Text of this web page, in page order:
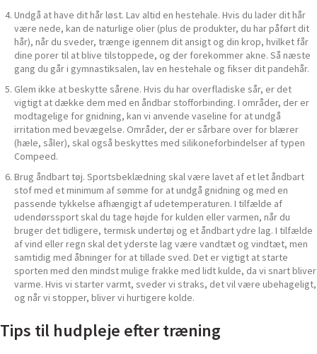
Undgå at have dit hår løst. Lav altid en hestehale. Hvis du lader dit hår
være nede, kan de naturlige olier (plus de produkter, du har påført dit
hår), når du sveder, trænge igennem dit ansigt og din krop, hvilket får
dine porer til at blive tilstoppede, og der forekommer akne. Så næste
gang du går i gymnastiksalen, lav en hestehale og fikser dit pandehår.
Glem ikke at beskytte sårene. Hvis du har overfladiske sår, er det
vigtigt at dække dem med en åndbar stofforbinding. I områder, der er
modtagelige for gnidning, kan vi anvende vaseline for at undgå
irritation med bevægelse. Områder, der er sårbare over for blærer
(hæle, såler), skal også beskyttes med silikoneforbindelser af typen
Compeed.
Brug åndbart tøj. Sportsbeklædning skal være lavet af et let åndbart
stof med et minimum af sømme for at undgå gnidning og med en
passende tykkelse afhængigt af udetemperaturen. I tilfælde af
udendørssport skal du tage højde for kulden eller varmen, når du
bruger det tidligere, termisk undertøj og et åndbart ydre lag. I tilfælde
af vind eller regn skal det yderste lag være vandtæt og vindtæt, men
samtidig med åbninger for at tillade sved. Det er vigtigt at starte
sporten med den mindst mulige frakke med lidt kulde, da vi snart bliver
varme. Hvis vi starter varmt, sveder vi straks, det vil være ubehageligt,
og når vi stopper, bliver vi hurtigere kolde.
Tips til hudpleje efter træning